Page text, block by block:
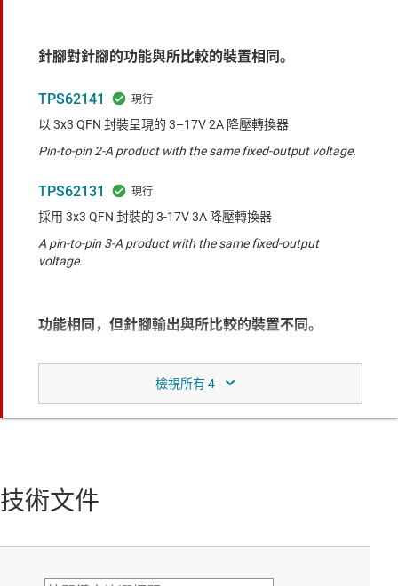
針腳對針腳的功能與所比較的裝置相同。
TPS62141
以 3x3 QFN 封裝呈現的 3–17V 2A 降壓轉換器
Pin-to-pin 2-A product with the same fixed-output voltage.
TPS62131
採用 3x3 QFN 封裝的 3-17V 3A 降壓轉換器
A pin-to-pin 3-A product with the same fixed-output
voltage.
功能相同，但針腳輸出與所比較的裝置不同。
TPS62161
具 DCS-Control™ 的 3V-17V 1A 降壓轉換器
This product has the same functionality but in a smaller
以 2x2 QFN 封裝呈現的 3–17V 0.5A 降壓轉換器
output voltage.
技術文件